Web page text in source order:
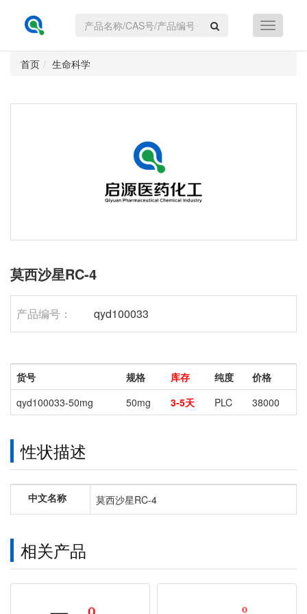
首页 生命科学
莫西沙星RC-4
产品编号： qyd100033
货号 规格 库存 纯度
价格
qyd100033-50mg
50mg 3-5天 PLC 38000
性状描述
中文名称 莫西沙星RC-4
相关产品